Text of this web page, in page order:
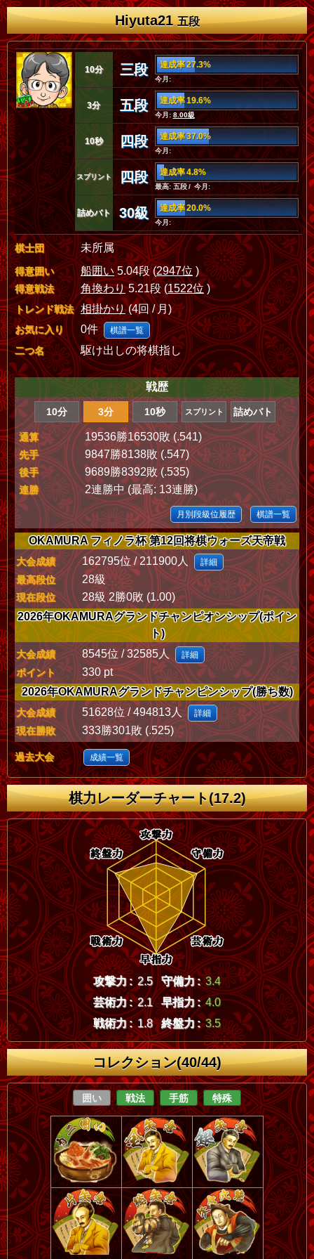
Hiyuta21五段
10分 三段 達成率 27.3%
今月:
3分 五段 達成率 19.6%
今月:8.00級
10秒 四段 達成率 37.0%
今月:
スプリント 四段 達成率 4.8%
最高: 五段 / 今月:
詰めバト 30級 達成率 20.0%
今月:
棋士団 未所属
得意囲い 船囲い5.04段 (2947位 )
得意戦法 角換わり5.21段 (1522位 )
トレンド戦法 相掛かり(4回 / 月)
お気に入り 0件 棋譜一覧
二つ名 駆け出しの将棋指し
戦歴
10分 3分 10秒 スプリント 詰めバト
通算 19536勝16530敗 (.541)
先手 9847勝8138敗 (.547)
後手 9689勝8392敗 (.535)
連勝 2連勝中 (最高: 13連勝)
月別段級位履歴 棋譜一覧
OKAMURA フィノラ杯 第12回将棋ウォーズ天帝戦
大会成績 162795位 / 211900人 詳細
最高段位 28級
現在段位
28級 2勝0敗 (1.00)
2026年OKAMURAグランドチャンピオンシップ(ポイン
ト)
大会成績 8545位 / 32585人 詳細
ポイント
330 pt
2026年OKAMURAグランドチャンピンシップ(勝ち数)
大会成績 51628位 / 494813人 詳細
現在勝敗 333勝301敗 (.525)
過去大会 成績一覧
棋力レーダーチャート(17.2)
攻撃力 : 2.5 守備力 : 3.4
芸術力 : 2.1 早指力 : 4.0
戦術力 : 1.8 終盤力 : 3.5
コレクション(40/44)
囲い 戦法 手筋 特殊